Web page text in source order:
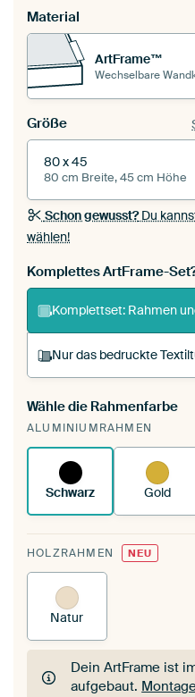
Material
ArtFrame™
Wechselbare
Größe
80 x 45
80 cm Breite, 45 cm Höhe
Schon gewusst?Du
wählen!
Komplettes ArtFrame-
Komplettset: Rahmen
Nur das bedruckte
Du spannst einen
deinen
funktioniert es.
Wähle die Rahmenfarbe
ALUMINIUMRAHMEN
Schwarz Gold
HOLZRAHMEN NEU
Natur
Dein ArtFrame ist
aufgebaut.